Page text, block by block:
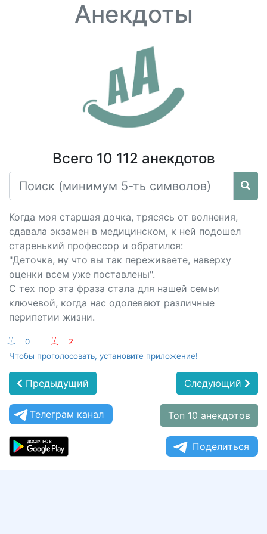
Анекдоты
Всего 10 112 анекдотов
Когда моя старшая дочка, трясясь от волнения,
сдавала экзамен в медицинском, к ней подошел
старенький профессор и обратился:
"Деточка, ну что вы так переживаете, наверху
оценки всем уже поставлены".
С тех пор эта фраза стала для нашей семьи
ключевой, когда нас одолевают различные
перипетии жизни.
:-) 0 :-(
2
Чтобы проголосовать, установите приложение!
Предыдущий Следующий
Телеграм канал Топ 10 анекдотов
Поделиться